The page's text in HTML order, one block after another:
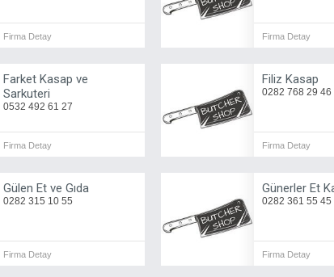
Firma Detay Firma Detay
Farket Kasap ve
Sarkuteri
0532 492 61 27
Firma Detay
Filiz Kasap
0282 768 29 46
Firma Detay
Gülen Et ve Gıda
0282 315 10 55
Firma Detay
Günerler Et
0282 361 55 45
Firma Detay